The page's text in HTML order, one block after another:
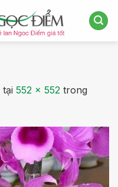
tại 552 × 552 trong